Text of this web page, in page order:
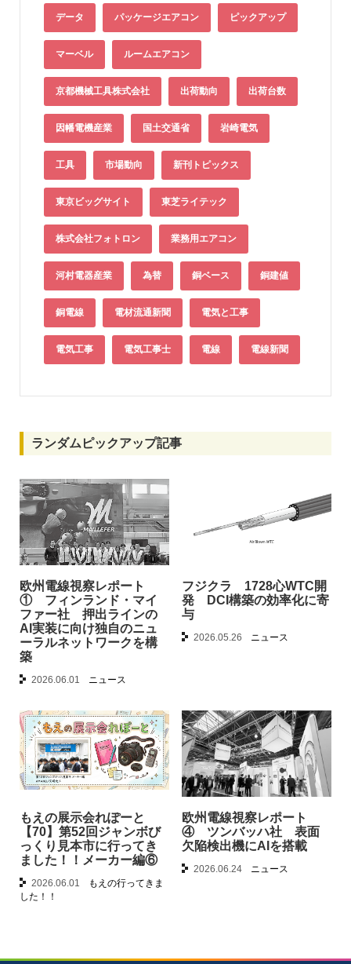
データ パッケージエアコン ピックアップ
マーベル ルームエアコン
京都機械工具株式会社 出荷動向 出荷台数
因幡電機産業 国土交通省 岩崎電気
工具 市場動向 新刊トピックス
東京ビッグサイト 東芝ライテック
株式会社フォトロン 業務用エアコン
河村電器産業 為替 銅ベース 銅建値
銅電線 電材流通新聞 電気と工事
電気工事 電気工事士 電線 電線新聞
ランダムピックアップ記事
欧州電線視察レポート
① フィンランド・マイ
ファー社 押出ラインの
AI実装に向け独自のニュ
ーラルネットワークを構
築
2026.06.01 ニュース
フジクラ 1728心WTC開
発 DCI構築の効率化に寄
与
2026.05.26 ニュース
もえの展示会れぽーと
【70】第52回ジャンボび
っくり見本市に行ってき
ました！！メーカー編⑥
2026.06.01
もえの行ってきま
した！！
欧州電線視察レポート
④ ツンバッハ社 表面
欠陥検出機にAIを搭載
2026.06.24 ニュース